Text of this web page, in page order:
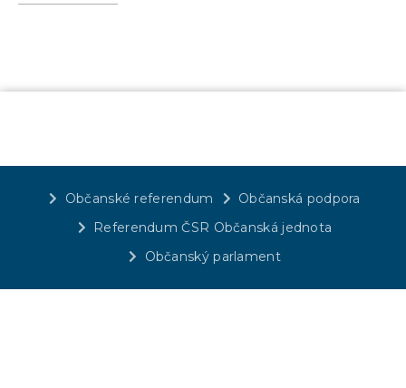
Občanské referendum
Občanská podpora
Referendum ČSR Občanská jednota
Občanský parlament